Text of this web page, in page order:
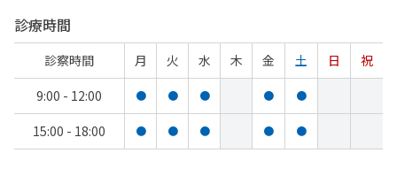
診療時間
診察時間 月 火 水 木 金 土 日
祝
9:00 - 12:00
● ● ● ● ●
15:00 - 18:00 ● ● ● ● ●